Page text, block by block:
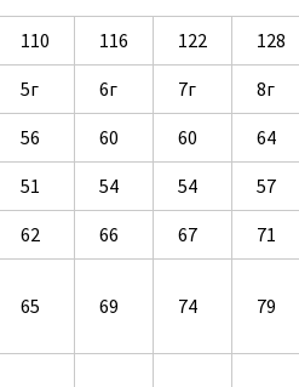
110 116 122 128
5г 6г 7г 8г
56 60 60 64
51 54 54 57
62 66 67 71
65 69 74 79